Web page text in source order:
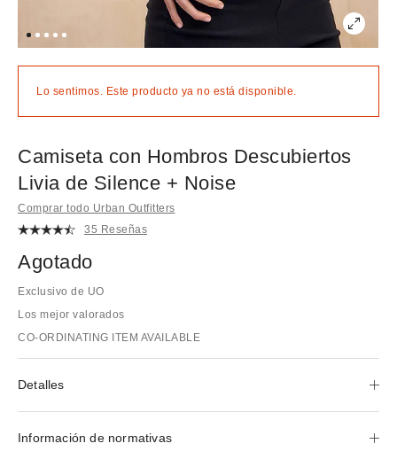
Lo sentimos. Este producto ya no está disponible.
Camiseta con Hombros Descubiertos
Livia de Silence + Noise
Comprar todo Urban Outfitters
35 Reseñas
Agotado
Exclusivo de UO
Los mejor valorados
CO-ORDINATING ITEM AVAILABLE
Detalles
Información de normativas